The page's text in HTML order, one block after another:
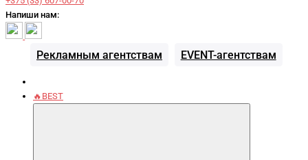
Напиши нам:
Рекламным агентствам EVENT-агентствам
🔥BEST